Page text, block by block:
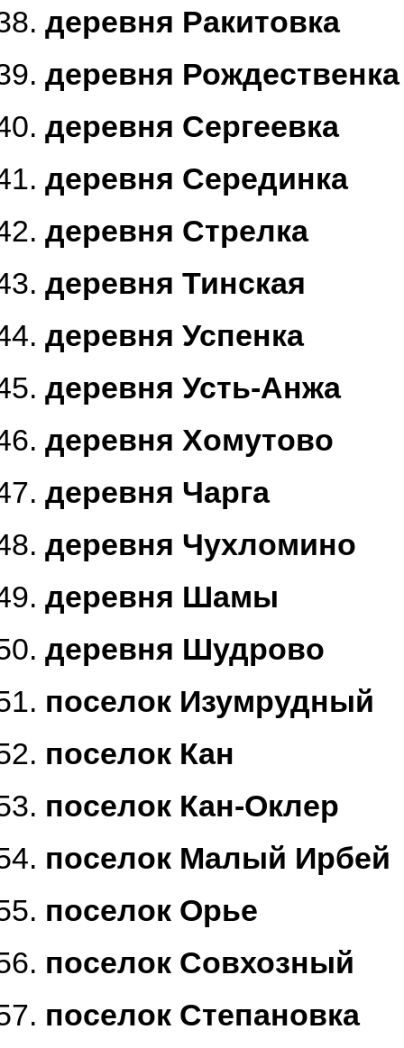
деревня Ракитовка
деревня Рождественка
деревня Сергеевка
деревня Серединка
деревня Стрелка
деревня Тинская
деревня Успенка
деревня Усть-Анжа
деревня Хомутово
деревня Чарга
деревня Чухломино
деревня Шамы
деревня Шудрово
поселок Изумрудный
поселок Кан
поселок Кан-Оклер
поселок Малый Ирбей
поселок Орье
поселок Совхозный
поселок Степановка